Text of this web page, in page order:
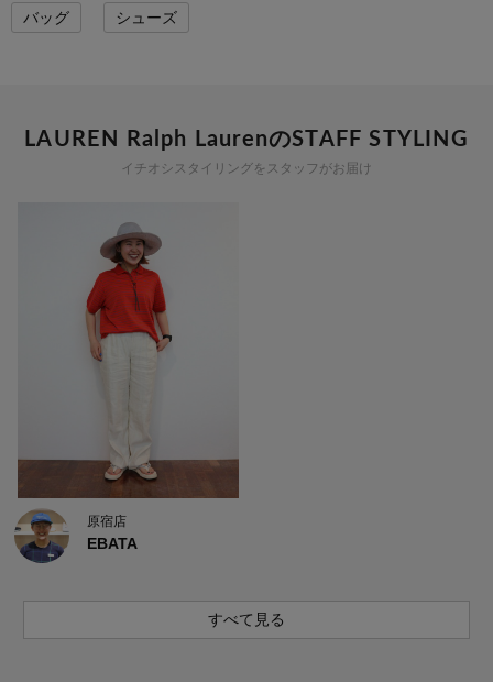
バッグ
シューズ
LAUREN Ralph LaurenのSTAFF STYLING
イチオシスタイリングをスタッフがお届け
原宿店
EBATA
すべて見る